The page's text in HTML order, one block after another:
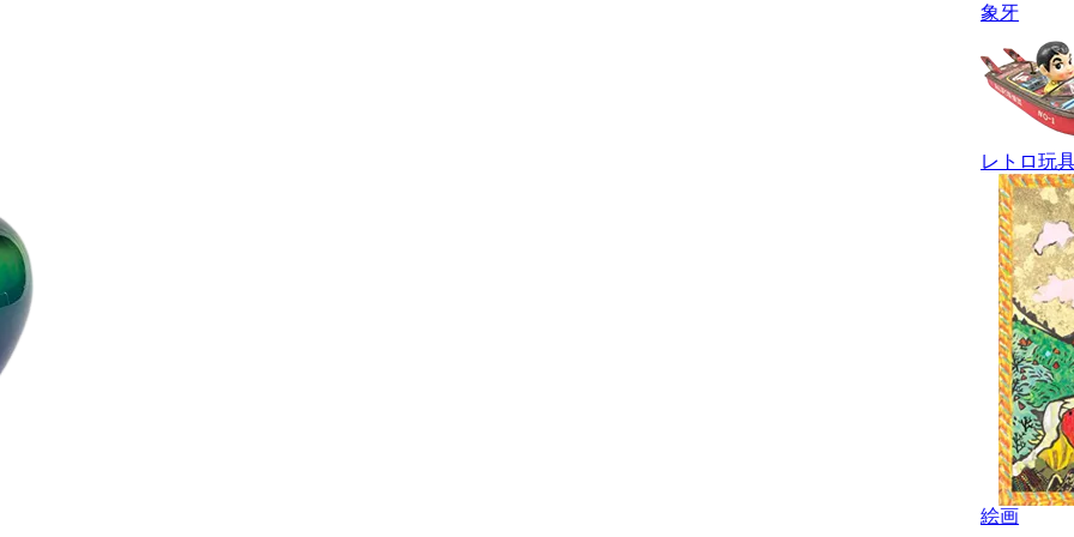
象牙
レトロ玩
絵画